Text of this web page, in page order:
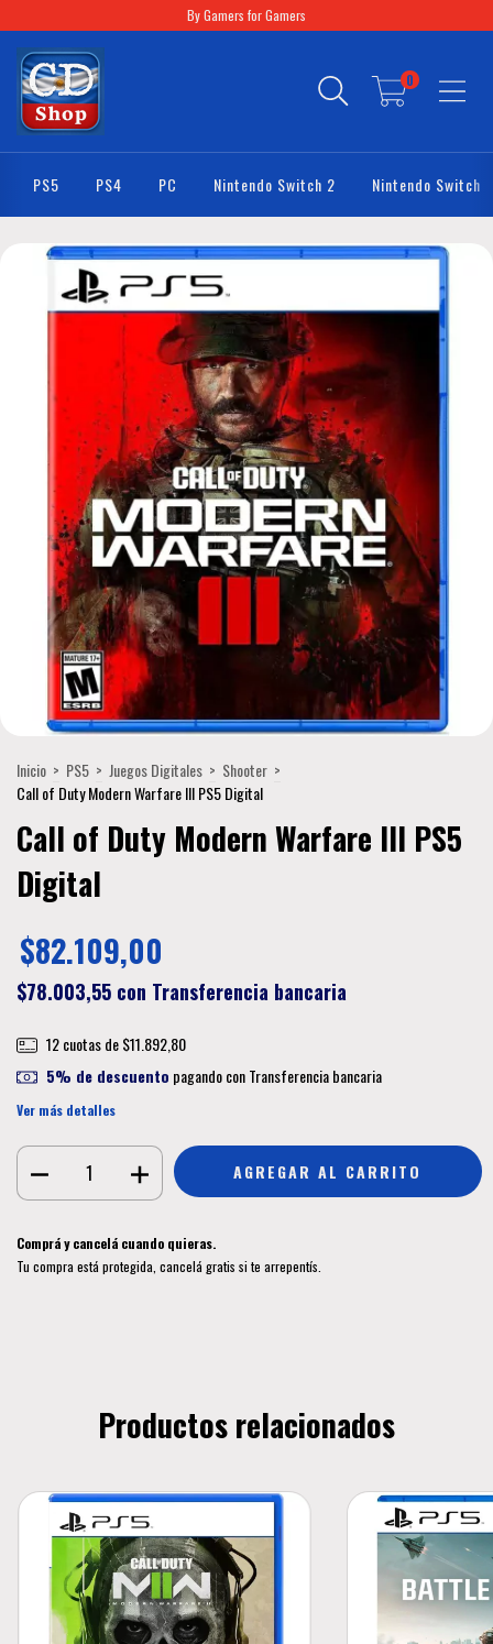
By Gamers for Gamers
0
PS5 PS4 PC Nintendo Switch 2 Nintendo Switch
Inicio > PS5 > Juegos Digitales > Shooter >
Call of Duty Modern Warfare III PS5 Digital
Call of Duty Modern Warfare III PS5
Digital
$82.109,00
$78.003,55 con Transferencia bancaria
12 cuotas de$11.892,80
5% de descuento pagando con Transferencia bancaria
Ver más detalles
Comprá y cancelá cuando quieras.
Tu compra está protegida, cancelá gratis si te arrepentís.
Productos relacionados